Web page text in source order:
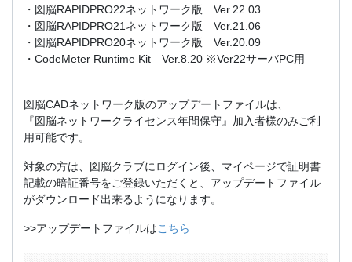
・図脳RAPIDPRO22ネットワーク版 Ver.22.03
・図脳RAPIDPRO21ネットワーク版 Ver.21.06
・図脳RAPIDPRO20ネットワーク版 Ver.20.09
・CodeMeter Runtime Kit Ver.8.20 ※Ver22サーバPC用
図脳CADネットワーク版のアップデートファイルは、
『図脳ネットワークライセンス年間保守』加入者様のみご利
用可能です。
対象の方は、図脳クラブにログイン後、マイページで証明書
記載の暗証番号をご登録いただくと、アップデートファイル
がダウンロード出来るようになります。
>>アップデートファイルはこちら